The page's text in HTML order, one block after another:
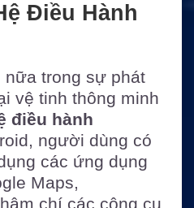
Điều Hành
trong sự phát
vệ tinh thông minh
điều hành
người dùng có
các ứng dụng
Maps,
chí các công cụ